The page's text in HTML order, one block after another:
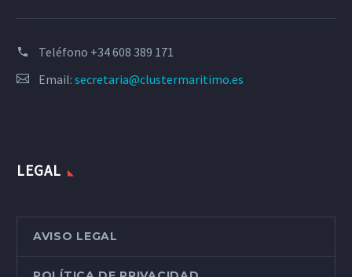
Teléfono +34 608 389 171
Email: secretaria@clustermaritimo.es
LEGAL
AVISO LEGAL